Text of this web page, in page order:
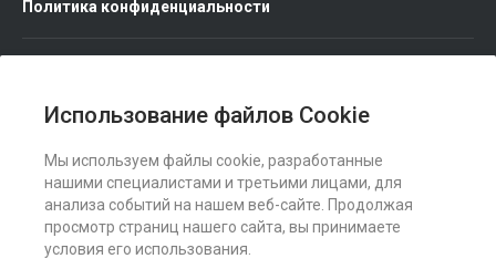
Использование файлов Cookie
Мы используем файлы cookie, разработанные
нашими специалистами и третьими лицами, для
анализа событий на нашем веб-сайте. Продолжая
просмотр страниц нашего сайта, вы принимаете
условия его использования.
Политика конфиденциальности
Мы в соц. сетях